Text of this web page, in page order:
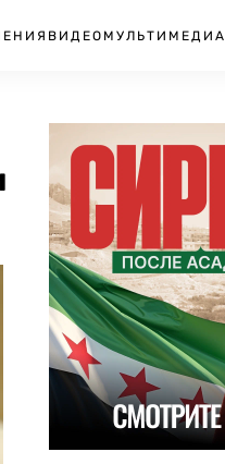
ВИДЕО МУЛЬТИМЕДИА